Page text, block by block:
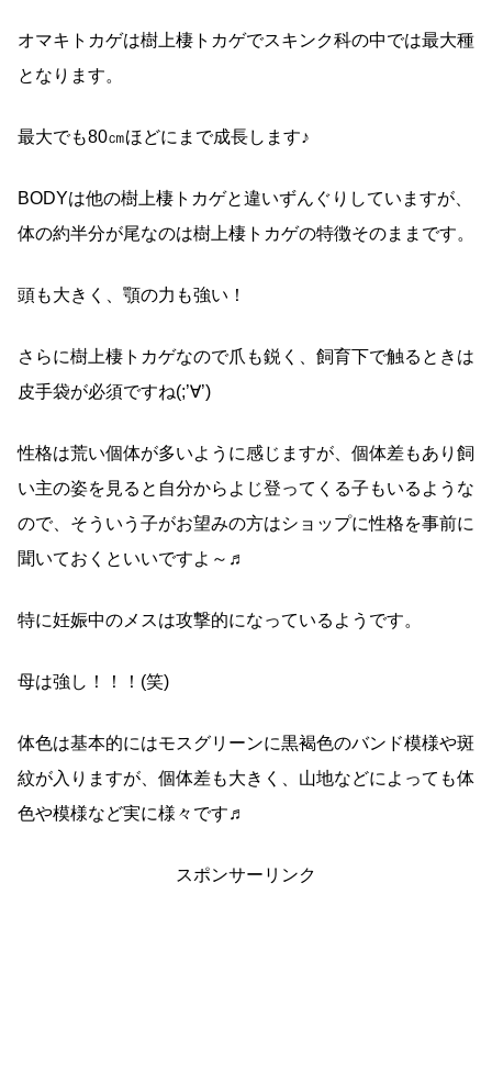
オマキトカゲは樹上棲トカゲでスキンク科の中では最大種
となります。
最大でも80㎝ほどにまで成長します♪
BODYは他の樹上棲トカゲと違いずんぐりしていますが、
体の約半分が尾なのは樹上棲トカゲの特徴そのままです。
頭も大きく、顎の力も強い！
さらに樹上棲トカゲなので爪も鋭く、飼育下で触るときは
皮手袋が必須ですね(;’∀’)
性格は荒い個体が多いように感じますが、個体差もあり飼
い主の姿を見ると自分からよじ登ってくる子もいるような
ので、そういう子がお望みの方はショップに性格を事前に
聞いておくといいですよ～♬
特に妊娠中のメスは攻撃的になっているようです。
母は強し！！！(笑)
体色は基本的にはモスグリーンに黒褐色のバンド模様や斑
紋が入りますが、個体差も大きく、山地などによっても体
色や模様など実に様々です♬
スポンサーリンク